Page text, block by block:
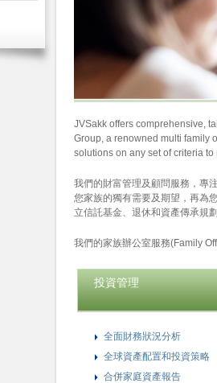
JVSakk offers comprehensive,
Group, a renowned multi family
solutions on any set of criteria
我們的財富管理及顧問服務，專
您家族的獨有需要及期望，再為
立信託基金、退休和資產傳承規
我們的家族辦公室服務(Family
投資管理
全面財務狀況分析
全球資產配置和投資策略
合併家庭資產報告